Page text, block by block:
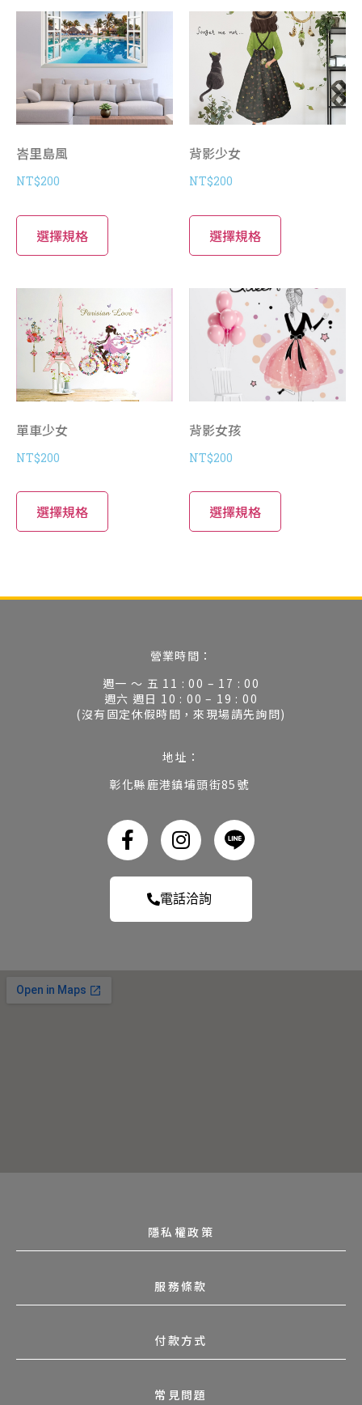
峇里島風
NT$200
選擇規格
背影少女
NT$200
選擇規格
單車少女
NT$200
選擇規格
背影女孩
NT$200
選擇規格
營業時間：
週一 ～ 五 11 : 00 – 17 : 00
週六 週日 10 : 00 – 19 : 00
(沒有固定休假時間，來現場請先詢問)
地址：
彰化縣鹿港鎮埔頭街85號
電話洽詢
隱私權政策
服務條款
付款方式
常見問題